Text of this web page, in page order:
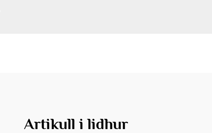
Artikull i lidhur